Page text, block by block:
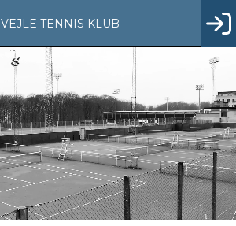
VEJLE TENNIS KLUB